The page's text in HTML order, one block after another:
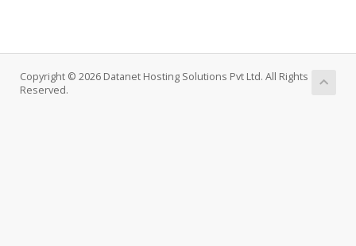
Copyright © 2026 Datanet Hosting Solutions Pvt Ltd. All Rights
Reserved.